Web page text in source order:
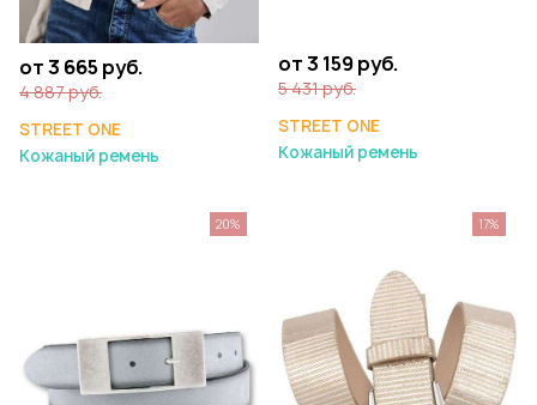
от 3 665 руб.
4 887 руб.
STREET ONE
Кожаный ремень
от 3 159 руб.
5 431 руб.
STREET ONE
Кожаный ремень
20% 17%